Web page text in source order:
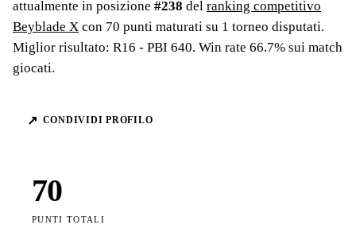
attualmente in posizione #238 del ranking competitivo
Beyblade X con 70 punti maturati su 1 torneo disputati.
Miglior risultato: R16 - PBI 640. Win rate 66.7% sui match
giocati.
↗ CONDIVIDI PROFILO
70
PUNTI TOTALI